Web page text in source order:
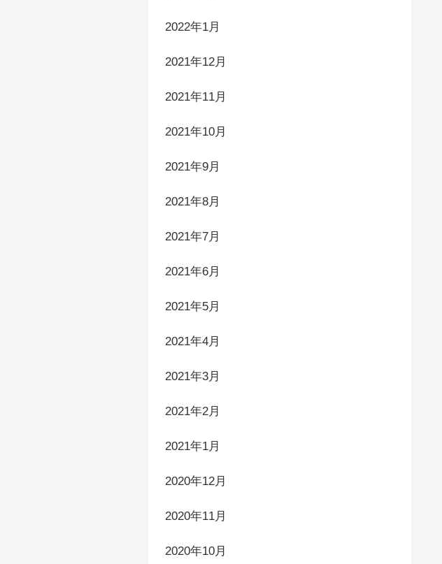
2022年1月
2021年12月
2021年11月
2021年10月
2021年9月
2021年8月
2021年7月
2021年6月
2021年5月
2021年4月
2021年3月
2021年2月
2021年1月
2020年12月
2020年11月
2020年10月